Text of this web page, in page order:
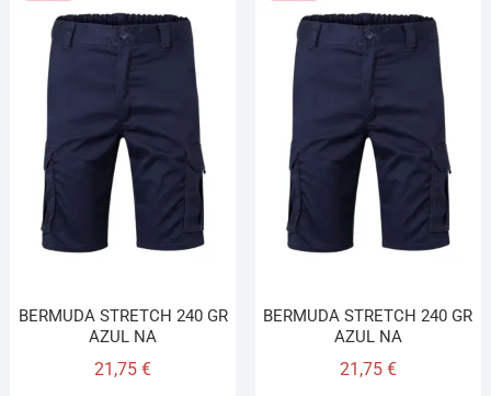
BERMUDA STRETCH 240 GR
AZUL NA
21,75€
BERMUDA STRETCH 240 GR
AZUL NA
21,75 €